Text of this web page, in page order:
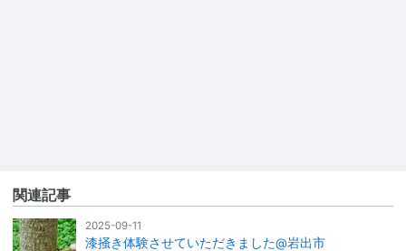
関連記事
2025-09-11
漆掻き体験させていただきました@岩出市